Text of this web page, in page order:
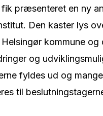
præsenteret en ny
Den kaster lys
kommune og
og
fyldes ud og
til